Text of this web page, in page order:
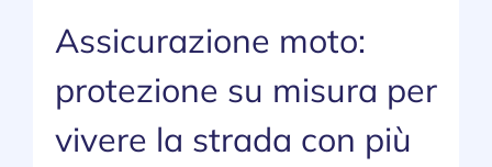
Assicurazione moto:
protezione su misura per
vivere la strada con più